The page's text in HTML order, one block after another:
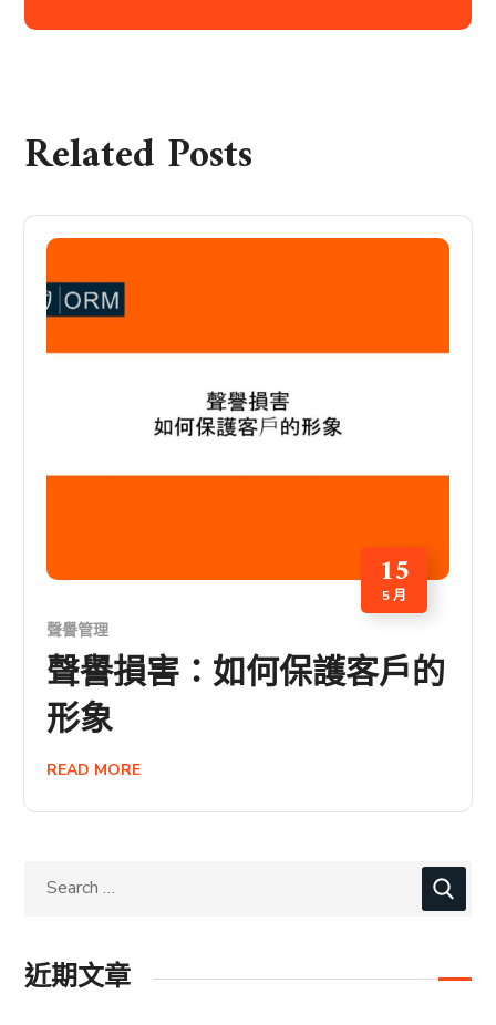
Related Posts
15
5 月
聲譽管理
聲譽損害：如何保護客戶的
形象
READ MORE
近期文章